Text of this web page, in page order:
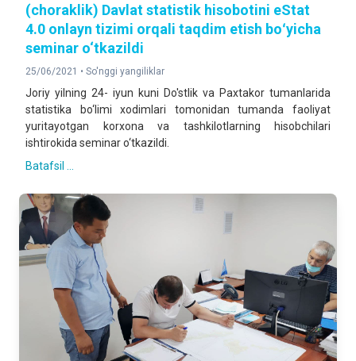
(choraklik) Davlat statistik hisobotini eStat
4.0 onlayn tizimi orqali taqdim etish boʻyicha
seminar o‘tkazildi
25/06/2021 • So'nggi yangiliklar
Joriy yilning 24- iyun kuni Do'stlik va Paxtakor tumanlarida
statistika bo‘limi xodimlari tomonidan tumanda faoliyat
yuritayotgan korxona va tashkilotlarning hisobchilari
ishtirokida seminar o‘tkazildi.
Batafsil ...